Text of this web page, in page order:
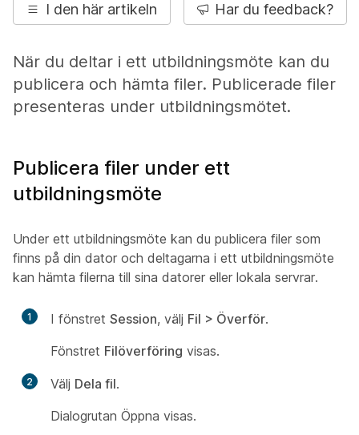
I den här artikeln Har du feedback?
När du deltar i ett utbildningsmöte kan du
publicera och hämta filer. Publicerade filer
presenteras under utbildningsmötet.
Publicera filer under ett
utbildningsmöte
Under ett utbildningsmöte kan du publicera filer som
finns på din dator och deltagarna i ett utbildningsmöte
kan hämta filerna till sina datorer eller lokala servrar.
1 I fönstret Session, välj Fil > Överför.
Fönstret Filöverföring visas.
2 Välj Dela fil.
Dialogrutan Öppna visas.